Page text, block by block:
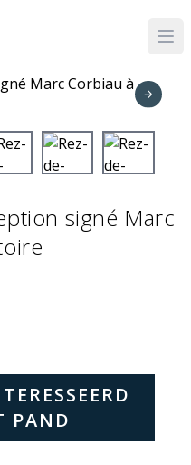
signé Marc
PAND